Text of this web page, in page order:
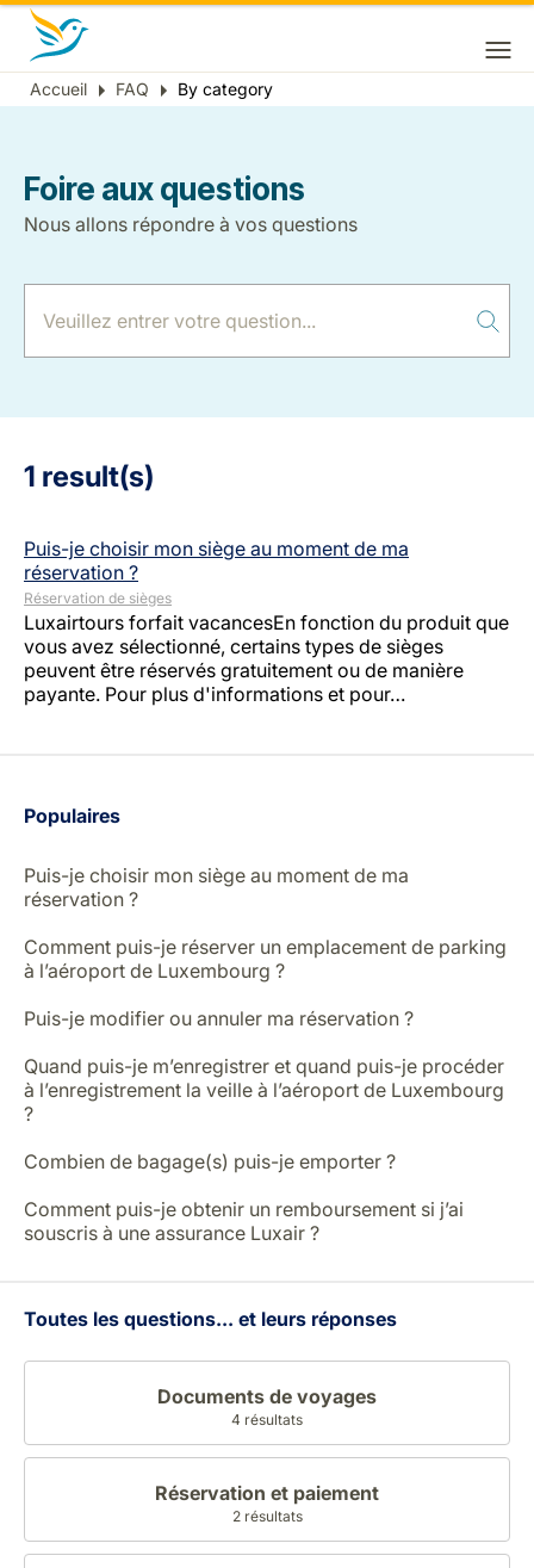
Fil
Accueil FAQ By category
Foire aux questions
Nous allons répondre à vos questions
1 result(s)
Puis-je choisir mon siège au moment de ma
réservation ?
Réservation de sièges
Luxairtours forfait vacancesEn fonction du produit que
vous avez sélectionné, certains types de sièges
peuvent être réservés gratuitement ou de manière
payante. Pour plus d'informations et pour…
Populaires
Puis-je choisir mon siège au moment de ma
réservation ?
Comment puis-je réserver un emplacement de parking
à l’aéroport de Luxembourg ?
Puis-je modifier ou annuler ma réservation ?
Quand puis-je m’enregistrer et quand puis-je procéder
à l’enregistrement la veille à l’aéroport de Luxembourg
?
Combien de bagage(s) puis-je emporter ?
Comment puis-je obtenir un remboursement si j’ai
souscris à une assurance Luxair ?
Toutes les questions... et leurs réponses
Documents de voyages
4 résultats
Réservation et paiement
2 résultats